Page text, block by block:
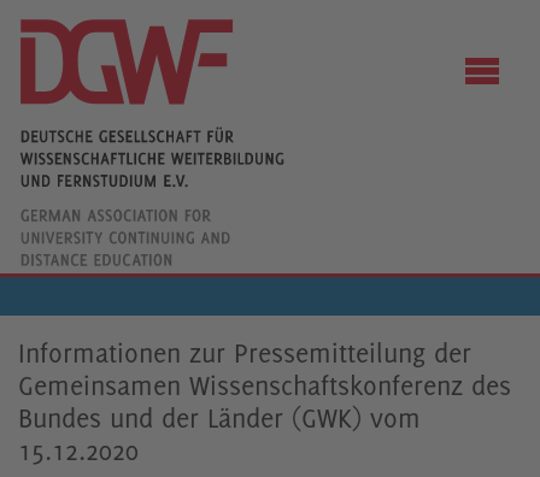
Informationen zur Pressemitteilung der
Gemeinsamen Wissenschaftskonferenz des
Bundes und der Länder (GWK) vom
15.12.2020